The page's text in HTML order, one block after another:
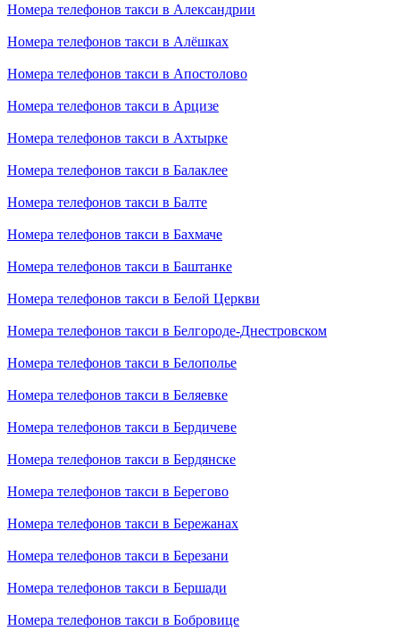
Номера телефонов такси в Александрии
Номера телефонов такси в Алёшках
Номера телефонов такси в Апостолово
Номера телефонов такси в Арцизе
Номера телефонов такси в Ахтырке
Номера телефонов такси в Балаклее
Номера телефонов такси в Балте
Номера телефонов такси в Бахмаче
Номера телефонов такси в Баштанке
Номера телефонов такси в Белой Церкви
Номера телефонов такси в Белгороде-Днестровском
Номера телефонов такси в Белополье
Номера телефонов такси в Беляевке
Номера телефонов такси в Бердичеве
Номера телефонов такси в Бердянске
Номера телефонов такси в Берегово
Номера телефонов такси в Бережанах
Номера телефонов такси в Березани
Номера телефонов такси в Бершади
Номера телефонов такси в Бобровице